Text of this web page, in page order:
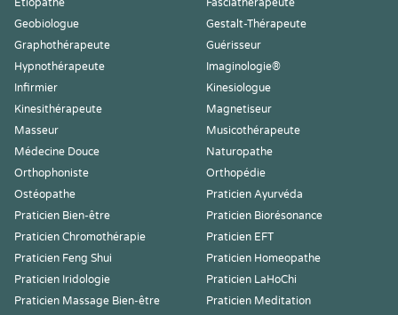
Etiopathe
Fasciathérapeute
Geobiologue
Gestalt-Thérapeute
Graphothérapeute
Guérisseur
Hypnothérapeute
Imaginologie®
Infirmier
Kinesiologue
Kinesithérapeute
Magnetiseur
Masseur
Musicothérapeute
Médecine Douce
Naturopathe
Orthophoniste
Orthopédie
Ostéopathe
Praticien Ayurvéda
Praticien Bien-être
Praticien Biorésonance
Praticien Chromothérapie
Praticien EFT
Praticien Feng Shui
Praticien Homeopathe
Praticien Iridologie
Praticien LaHoChi
Praticien Massage Bien-être
Praticien Meditation